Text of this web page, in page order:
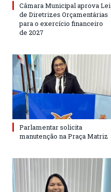
Câmara Municipal aprova Lei
de Diretrizes Orçamentárias
para o exercício financeiro
de 2027
Parlamentar solicita
manutenção na Praça Matriz